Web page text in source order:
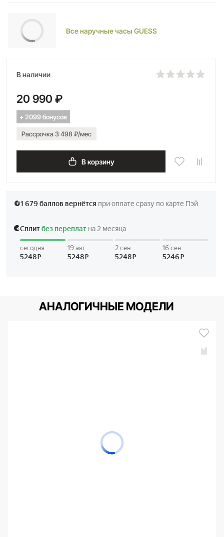
Все наручные часы GUESS
В наличии
20 990 ₽
+ 2099 бонусов
Рассрочка 3 498 ₽/мес
В корзину
АНАЛОГИЧНЫЕ МОДЕЛИ